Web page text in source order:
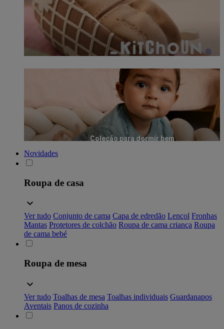
Coleção para dormir bem
Novidades
Roupa de casa
Ver tudo Conjunto de cama Capa de edredão Lençol Fronhas
Mantas Protetores de colchão Roupa de cama criança Roupa
de cama bebé
Roupa de mesa
Ver tudo Toalhas de mesa Toalhas individuais Guardanapos
Aventais Panos de cozinha